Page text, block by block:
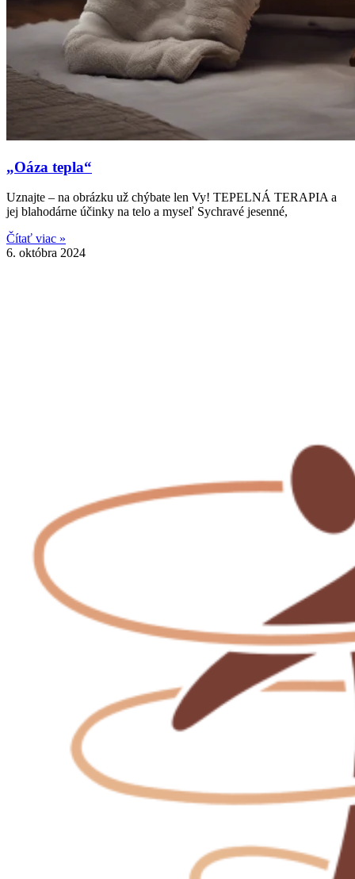
„Oáza tepla“
Uznajte – na obrázku už chýbate len Vy! TEPELNÁ TERAPIA a
jej blahodárne účinky na telo a myseľ Sychravé jesenné,
Čítať viac »
6. októbra 2024